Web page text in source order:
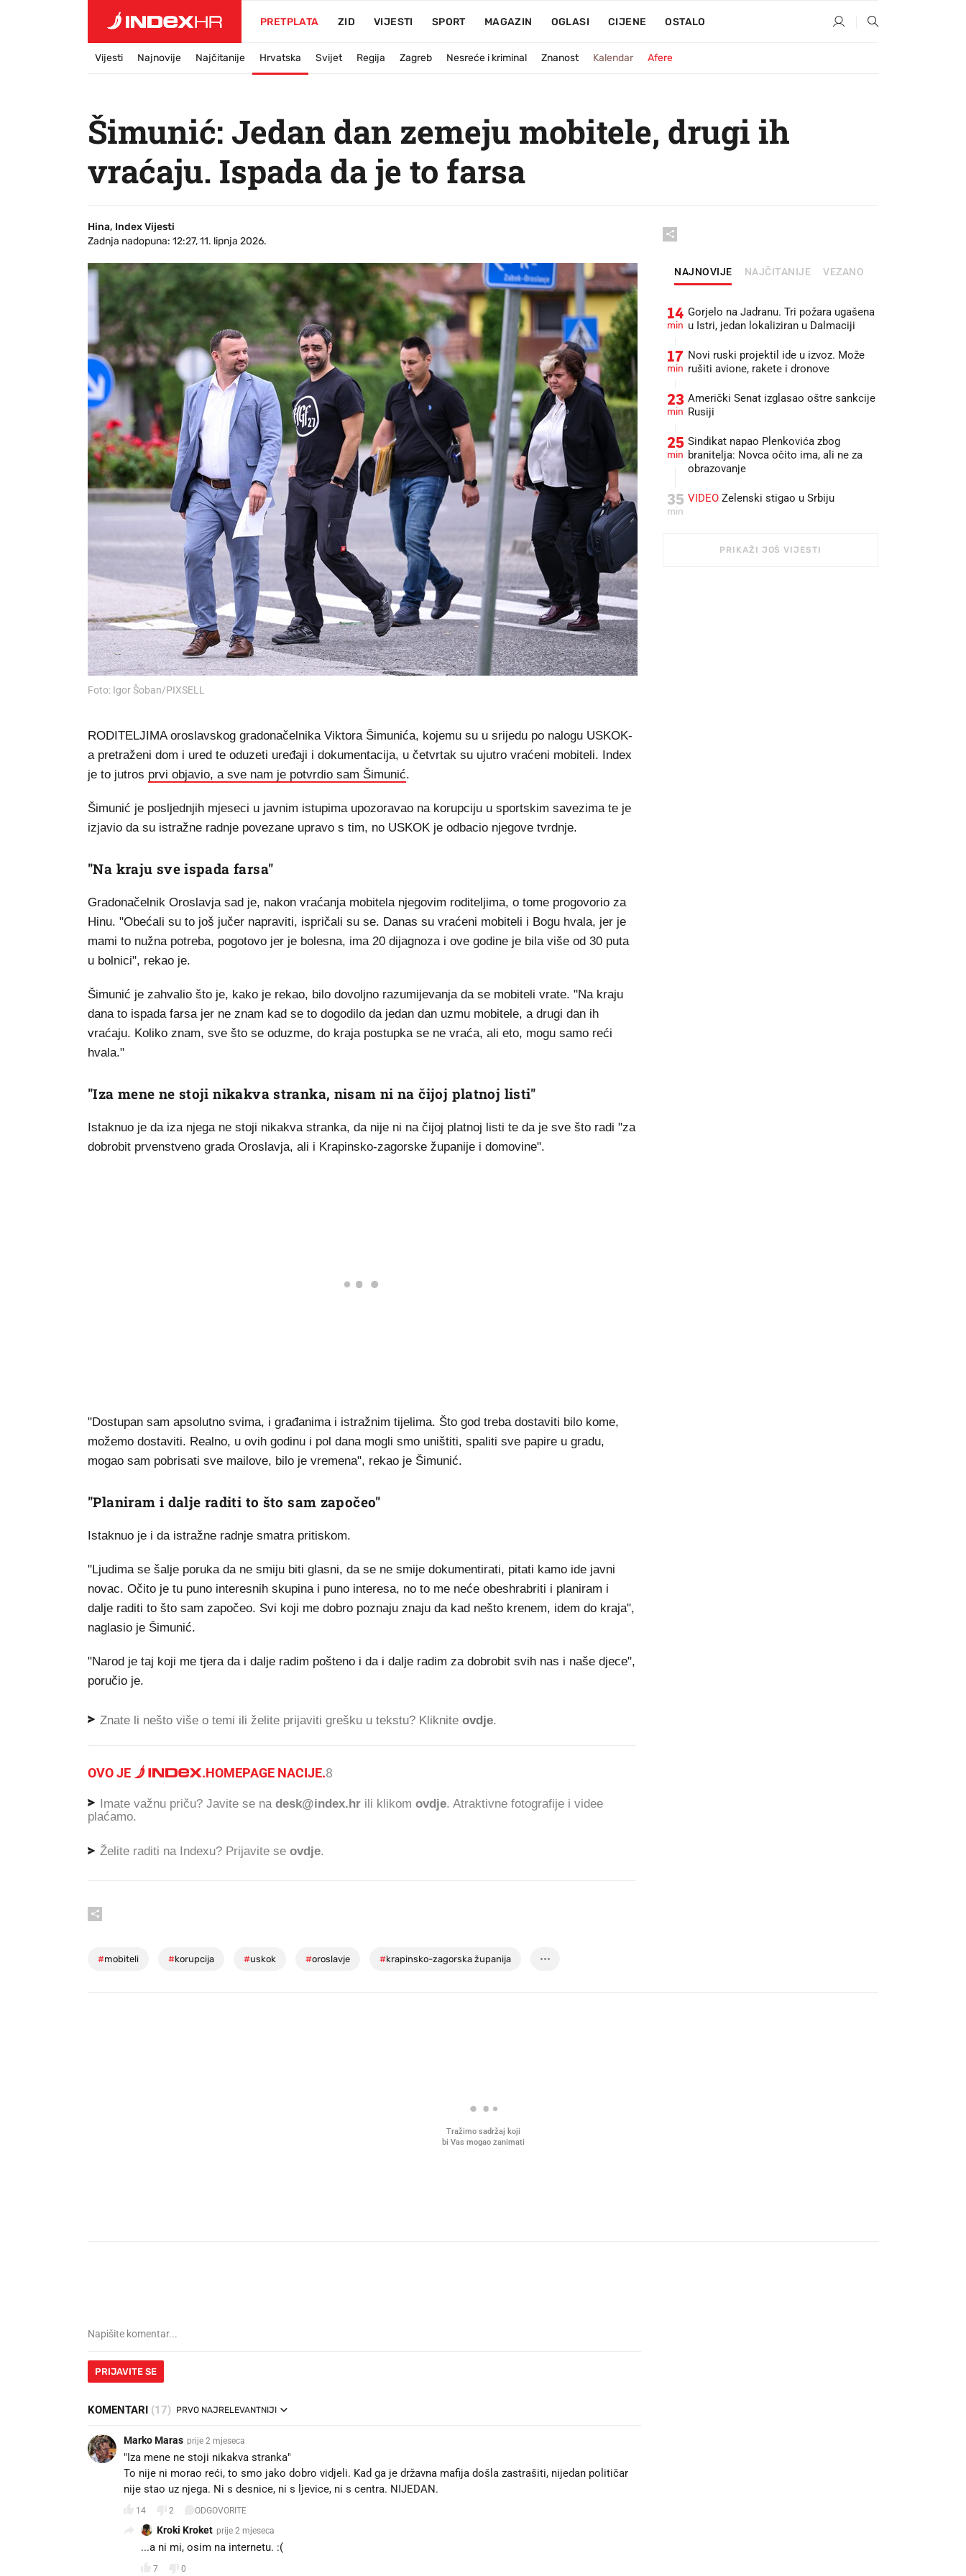
PRETPLATA ZID VIJESTI SPORT MAGAZIN OGLASI CIJENE OSTALO
Vijesti Najnovije Najčitanije Hrvatska Svijet Regija Zagreb Nesreće i kriminal Znanost Kalendar Afere
Šimunić: Jedan dan zemeju mobitele, drugi ih
vraćaju. Ispada da je to farsa
Hina, Index Vijesti
Zadnja nadopuna: 12:27, 11. lipnja 2026.
Foto: Igor Šoban/PIXSELL
RODITELJIMA oroslavskog gradonačelnika Viktora Šimunića, kojemu su u srijedu po nalogu USKOK-
a pretraženi dom i ured te oduzeti uređaji i dokumentacija, u četvrtak su ujutro vraćeni mobiteli. Index
je to jutros prvi objavio, a sve nam je potvrdio sam Šimunić.
Šimunić je posljednjih mjeseci u javnim istupima upozoravao na korupciju u sportskim savezima te je
izjavio da su istražne radnje povezane upravo s tim, no USKOK je odbacio njegove tvrdnje.
"Na kraju sve ispada farsa"
Gradonačelnik Oroslavja sad je, nakon vraćanja mobitela njegovim roditeljima, o tome progovorio za
Hinu. "Obećali su to još jučer napraviti, ispričali su se. Danas su vraćeni mobiteli i Bogu hvala, jer je
mami to nužna potreba, pogotovo jer je bolesna, ima 20 dijagnoza i ove godine je bila više od 30 puta
u bolnici", rekao je.
Šimunić je zahvalio što je, kako je rekao, bilo dovoljno razumijevanja da se mobiteli vrate. "Na kraju
dana to ispada farsa jer ne znam kad se to dogodilo da jedan dan uzmu mobitele, a drugi dan ih
vraćaju. Koliko znam, sve što se oduzme, do kraja postupka se ne vraća, ali eto, mogu samo reći
hvala."
"Iza mene ne stoji nikakva stranka, nisam ni na čijoj platnoj listi"
Istaknuo je da iza njega ne stoji nikakva stranka, da nije ni na čijoj platnoj listi te da je sve što radi "za
dobrobit prvenstveno grada Oroslavja, ali i Krapinsko-zagorske županije i domovine".
"Dostupan sam apsolutno svima, i građanima i istražnim tijelima. Što god treba dostaviti bilo kome,
možemo dostaviti. Realno, u ovih godinu i pol dana mogli smo uništiti, spaliti sve papire u gradu,
mogao sam pobrisati sve mailove, bilo je vremena", rekao je Šimunić.
"Planiram i dalje raditi to što sam započeo"
Istaknuo je i da istražne radnje smatra pritiskom.
"Ljudima se šalje poruka da ne smiju biti glasni, da se ne smije dokumentirati, pitati kamo ide javni
novac. Očito je tu puno interesnih skupina i puno interesa, no to me neće obeshrabriti i planiram i
dalje raditi to što sam započeo. Svi koji me dobro poznaju znaju da kad nešto krenem, idem do kraja",
naglasio je Šimunić.
"Narod je taj koji me tjera da i dalje radim pošteno i da i dalje radim za dobrobit svih nas i naše djece",
poručio je.
Znate li nešto više o temi ili želite prijaviti grešku u tekstu? Kliknite ovdje.
OVO JE .HOMEPAGE NACIJE.864.415 ČITATELJA DANAS
Imate važnu priču? Javite se na desk@index.hr ili klikom ovdje. Atraktivne fotografije i videe
plaćamo.
Želite raditi na Indexu? Prijavite se ovdje.
#mobiteli #korupcija #uskok #oroslavje #krapinsko-zagorska županija
NAJNOVIJE NAJČITANIJE VEZANO
14
min
Gorjelo na Jadranu. Tri požara ugašena
u Istri, jedan lokaliziran u Dalmaciji
17
min
Novi ruski projektil ide u izvoz. Može
rušiti avione, rakete i dronove
23
min
Američki Senat izglasao oštre sankcije
Rusiji
25
min
Sindikat napao Plenkovića zbog
branitelja: Novca očito ima, ali ne za
obrazovanje
35
min
VIDEO Zelenski stigao u Srbiju
PRIKAŽI JOŠ VIJESTI
Tražimo sadržaj koji
bi Vas mogao zanimati
PRIJAVITE SE
KOMENTARI (17) PRVO NAJRELEVANTNIJI
Marko Maras prije 2 mjeseca
"Iza mene ne stoji nikakva stranka"
To nije ni morao reći, to smo jako dobro vidjeli. Kad ga je državna mafija došla zastrašiti, nijedan političar
nije stao uz njega. Ni s desnice, ni s ljevice, ni s centra. NIJEDAN.
14 2 ODGOVORITE
Kroki Kroket prije 2 mjeseca
...a ni mi, osim na internetu. :(
7 0